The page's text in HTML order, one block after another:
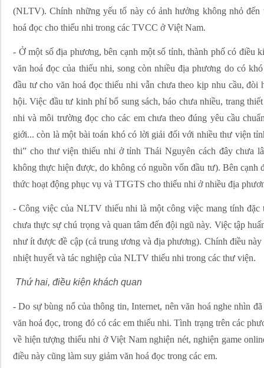
(NLTV). Chính những yếu tố này có ảnh hưởng không nhỏ
hoá đọc cho thiếu nhi trong các TVCC ở Việt Nam.
- Ở một số địa phương, bên cạnh một số tỉnh, thành phố có điều
văn hoá đọc của thiếu nhi, song còn nhiều địa phương do có
đầu tư cho văn hoá đọc thiếu nhi vẫn chưa theo kịp nhu cầu, đòi
hội. Việc đầu tư kinh phí bổ sung sách, báo chưa nhiều, trang
nhi và môi trường đọc cho các em chưa theo đúng yêu cầu
giới... còn là một bài toán khó có lời giải đối với nhiều thư viện
thi” cho thư viện thiếu nhi ở tỉnh Thái Nguyên cách đây chưa
không thực hiện được, do không có nguồn vốn đầu tư). Bên cạnh
thức hoạt động phục vụ và TTGTS cho thiếu nhi ở nhiều địa
- Công việc của NLTV thiếu nhi là một công việc mang tính đặc
chưa thực sự chú trọng và quan tâm đến đội ngũ này. Việc tập
như ít được đề cập (cả trung ương và địa phương). Chính điều
nhiệt huyết và tác nghiệp của NLTV thiếu nhi trong các thư viện.
Thứ hai, điều kiện khách quan
- Do sự bùng nổ của thông tin, Internet, nên văn hoá nghe nhìn
văn hoá đọc, trong đó có các em thiếu nhi. Tình trạng trên các
về hiện tượng thiếu nhi ở Việt Nam nghiện nét, nghiện game
điều này cũng làm suy giảm văn hoá đọc trong các em.